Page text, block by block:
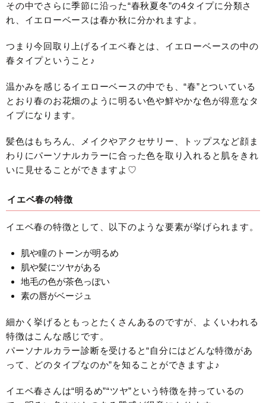
その中でさらに季節に沿った“春秋夏冬”の4タイプに分類さ
れ、イエローベースは春か秋に分かれますよ。
つまり今回取り上げるイエベ春とは、イエローベースの中の
春タイプということ♪
温かみを感じるイエローベースの中でも、“春”とついている
とおり春のお花畑のように明るい色や鮮やかな色が得意なタ
イプになります。
髪色はもちろん、メイクやアクセサリー、トップスなど顔ま
わりにパーソナルカラーに合った色を取り入れると肌をきれ
いに見せることができますよ♡
イエベ春の特徴
イエベ春の特徴として、以下のような要素が挙げられます。
肌や瞳のトーンが明るめ
肌や髪にツヤがある
地毛の色が茶色っぽい
素の唇がベージュ
細かく挙げるともっとたくさんあるのですが、よくいわれる
特徴はこんな感じです。
パーソナルカラー診断を受けると“自分にはどんな特徴があ
って、どのタイプなのか”を知ることができますよ♪
イエベ春さんは“明るめ”“ツヤ”という特徴を持っているの